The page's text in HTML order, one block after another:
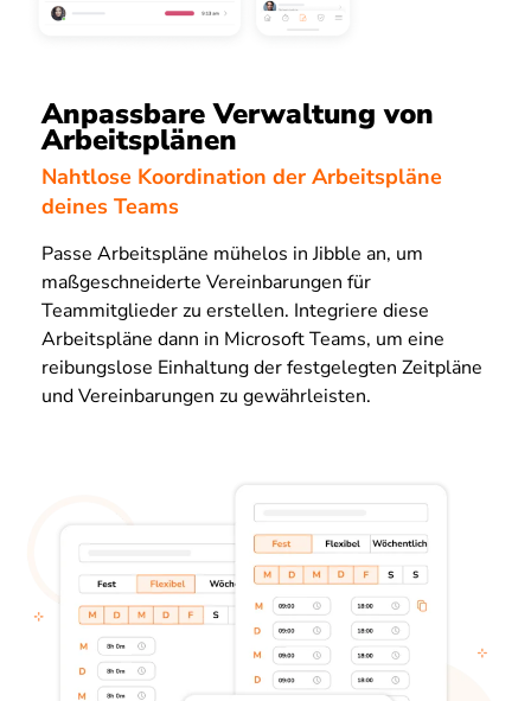
Anpassbare Verwaltung von
Arbeitsplänen
Nahtlose Koordination der Arbeitspläne
deines Teams
Passe Arbeitspläne mühelos in Jibble an, um
maßgeschneiderte Vereinbarungen für
Teammitglieder zu erstellen. Integriere diese
Arbeitspläne dann in Microsoft Teams, um eine
reibungslose Einhaltung der festgelegten Zeitpläne
und Vereinbarungen zu gewährleisten.